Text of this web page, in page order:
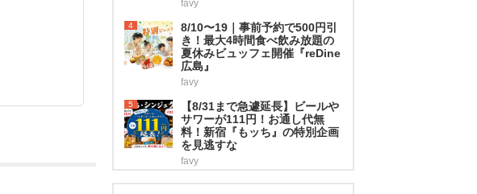
favy
4
8/10〜19｜事前予約で500円引
き！最大4時間食べ飲み放題の
夏休みビュッフェ開催『reDine
広島』
favy
5
【8/31まで急遽延長】ビールや
サワーが111円！お通し代無
料！新宿『もッち』の特別企画
を見逃すな
favy